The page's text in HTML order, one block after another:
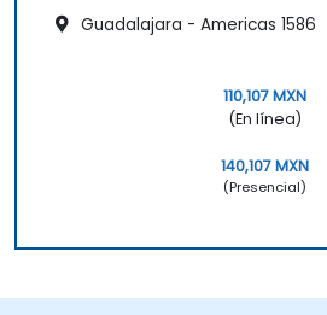
Guadalajara - Americas 1586
110,107 MXN
(En línea)
140,107 MXN
(Presencial)